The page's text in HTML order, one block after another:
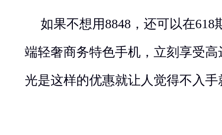
如果不想用8848，还可以在618
端轻奢商务特色手机，立刻享受高
光是这样的优惠就让人觉得不入